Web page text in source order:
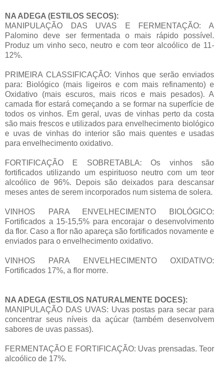
NA ADEGA (ESTILOS SECOS):
MANIPULAÇÃO DAS UVAS E FERMENTAÇÃO: A
Palomino deve ser fermentada o mais rápido possível.
Produz um vinho seco, neutro e com teor alcoólico de 11-
12%.
PRIMEIRA CLASSIFICAÇÃO: Vinhos que serão enviados
para: Biológico (mais ligeiros e com mais refinamento) e
Oxidativo (mais escuros, mais ricos e mais pesados). A
camada flor estará começando a se formar na superfície de
todos os vinhos. Em geral, uvas de vinhas perto da costa
são mais frescos e utilizados para envelhecimento biológico
e uvas de vinhas do interior são mais quentes e usadas
para envelhecimento oxidativo.
FORTIFICAÇÃO E SOBRETABLA: Os vinhos são
fortificados utilizando um espirituoso neutro com um teor
alcoólico de 96%. Depois são deixados para descansar
meses antes de serem incorporados num sistema de solera.
VINHOS PARA ENVELHECIMENTO BIOLÓGICO:
Fortificados a 15-15,5% para encorajar o desenvolvimento
da flor. Caso a flor não apareça são fortificados novamente e
enviados para o envelhecimento oxidativo.
VINHOS PARA ENVELHECIMENTO OXIDATIVO:
Fortificados 17%, a flor morre.
NA ADEGA (ESTILOS NATURALMENTE DOCES):
MANIPULAÇÃO DAS UVAS: Uvas postas para secar para
concentrar seus níveis da açúcar (também desenvolvem
sabores de uvas passas).
FERMENTAÇÃO E FORTIFICAÇÃO: Uvas prensadas. Teor
alcoólico de 17%.